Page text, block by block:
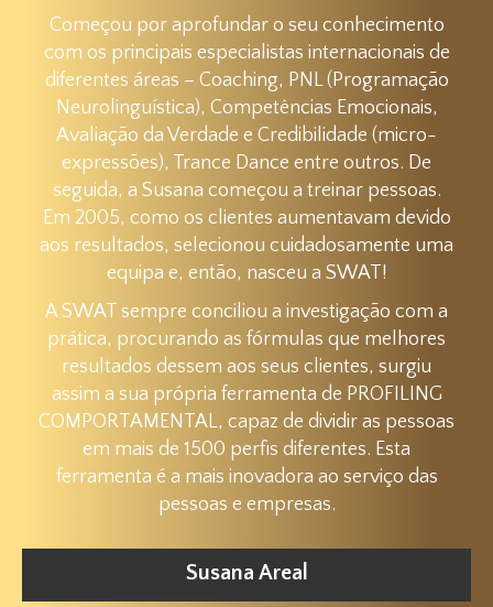
Susana Areal
Começou por aprofundar o seu conhecimento
com os principais especialistas internacionais de
diferentes áreas – Coaching, PNL (Programação
Neurolinguística), Competências Emocionais,
Avaliação da Verdade e Credibilidade (micro-
expressões), Trance Dance entre outros. De
seguida, a Susana começou a treinar pessoas.
Em 2005, como os clientes aumentavam devido
aos resultados, selecionou cuidadosamente uma
equipa e, então, nasceu a SWAT!
A SWAT sempre conciliou a investigação com a
prática, procurando as fórmulas que melhores
resultados dessem aos seus clientes, surgiu
assim a sua própria ferramenta de PROFILING
COMPORTAMENTAL, capaz de dividir as pessoas
em mais de 1500 perfis diferentes. Esta
ferramenta é a mais inovadora ao serviço das
pessoas e empresas.